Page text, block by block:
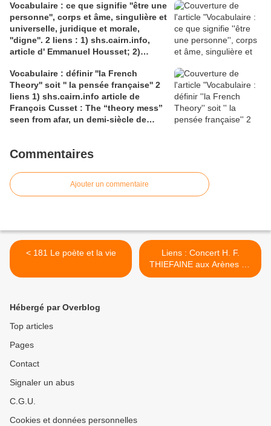
dramaturgie Lola Molina à l’Espace
Saint-Laurent, Pont-à-Mousson 2
liens : 1) lien meec.org; 2)
lemeac.com
Vocabulaire : ce que signifie ''être une
personne'', corps et âme, singulière et
universelle, juridique et morale,
''digne''. 2 liens : 1) shs.cairn.info,
article d' Emmanuel Housset; 2)
Julian Roche
Vocabulaire : définir ''la French
Theory'' soit '' la pensée française'' 2
liens 1) shs.cairn.info article de
François Cusset : The “theory mess”
seen from afar, un demi-siècle de
l'émancipation...'', François Cusset
Commentaires
Ajouter un commentaire
< 181 Le poète et la vie
Liens : Concert H. F.
THIEFAINE aux Arènes de
Metz Jeudi 8 novembre
Hébergé par Overblog
Top articles
Pages
Contact
Signaler un abus
C.G.U.
Cookies et données personnelles